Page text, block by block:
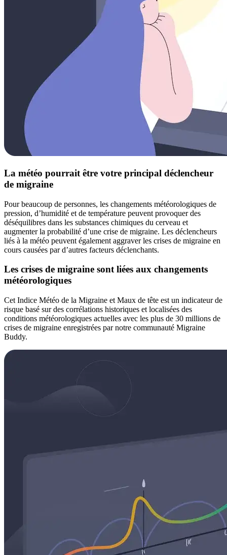
La météo pourrait être votre principal déclencheur
de migraine
Pour beaucoup de personnes, les changements météorologiques de
pression, d’humidité et de température peuvent provoquer des
déséquilibres dans les substances chimiques du cerveau et
augmenter la probabilité d’une crise de migraine. Les déclencheurs
liés à la météo peuvent également aggraver les crises de migraine en
cours causées par d’autres facteurs déclenchants.
Les crises de migraine sont liées aux changements
météorologiques
Cet Indice Météo de la Migraine et Maux de tête est un indicateur de
risque basé sur des corrélations historiques et localisées des
conditions météorologiques actuelles avec les plus de 30 millions de
crises de migraine enregistrées par notre communauté Migraine
Buddy.